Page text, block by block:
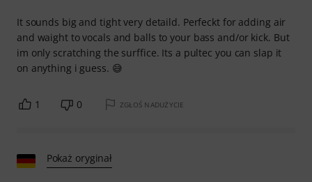
It sounds big and tight very detaild. Perfeckt for adding air
and waight to vocals and balls to your bass and/or kick. But
im only scratching the surffice. Its a pultec you can slap it
on anything i guess. 😅
1 0 ZGŁOŚ NADUŻYCIE
Pokaż oryginał